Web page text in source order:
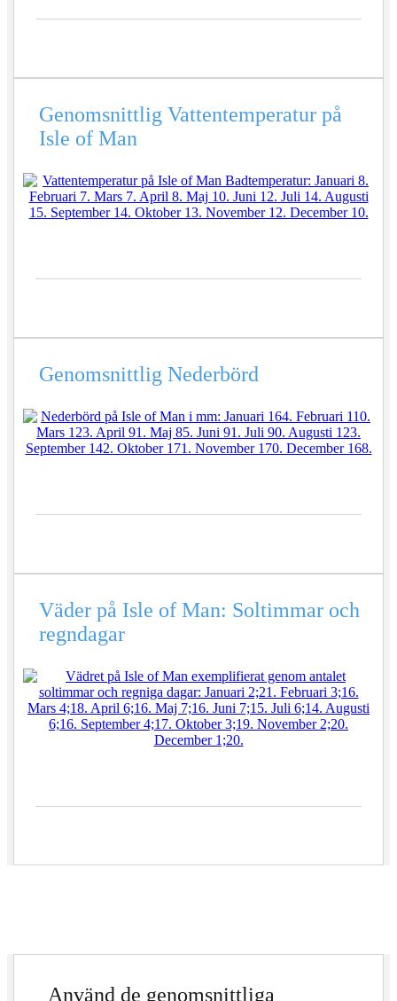
Genomsnittlig Vattentemperatur på
Isle of Man
Genomsnittlig Nederbörd
Väder på Isle of Man: Soltimmar och
regndagar
Använd de genomsnittliga